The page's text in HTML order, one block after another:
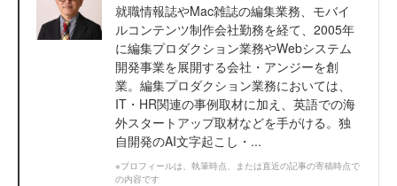
就職情報誌やMac雑誌の編集業務、モバイ
ルコンテンツ制作会社勤務を経て、2005年
に編集プロダクション業務やWebシステム
開発事業を展開する会社・アンジーを創
業。編集プロダクション業務においては、
IT・HR関連の事例取材に加え、英語での海
外スタートアップ取材などを手がける。独
自開発のAI文字起こし・...
※プロフィールは、執筆時点、または直近の記事の寄稿時点で
の内容です